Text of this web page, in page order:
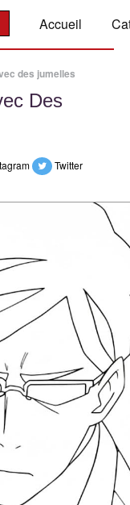
Accueil
des jumelles
Des
Twitter